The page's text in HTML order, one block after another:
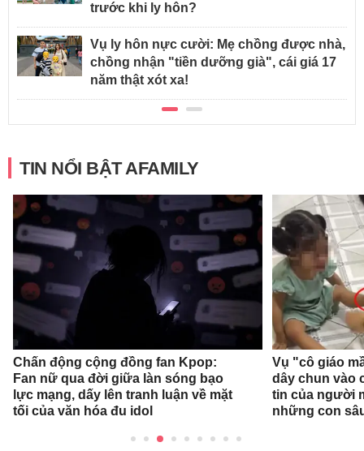
trước khi ly hôn?
Vụ ly hôn nực cười: Mẹ chồng được nhà,
chồng nhận "tiền dưỡng già", cái giá 17
năm thật xót xa!
TIN NỔI BẬT AFAMILY
Chấn động cộng đồng fan Kpop:
Fan nữ qua đời giữa làn sóng bạo
lực mạng, dấy lên tranh luận về mặt
tối của văn hóa đu idol
Vụ "cô giáo
dây chun vào
tin của người
những con